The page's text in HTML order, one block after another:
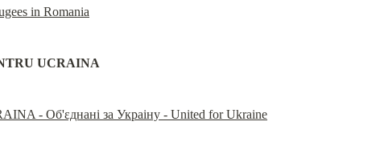
in Romania
UCRAINA
- Об'εднанi за Украiну - United for Ukraine